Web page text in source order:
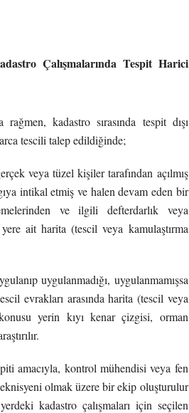
Çalışmalarında Tespit Harici
kadastro sırasında tespit dışı
tescili talep edildiğinde;
veya tüzel kişiler tarafından açılmış
intikal etmiş ve halen devam eden bir
ve ilgili defterdarlık veya
ait harita (tescil veya kamulaştırma
uygulanmadığı, uygulanmamışsa
evrakları arasında harita (tescil veya
yerin kıyı kenar çizgisi, orman
amacıyla, kontrol mühendisi veya fen
olmak üzere bir ekip oluşturulur
kadastro çalışmaları için seçilen